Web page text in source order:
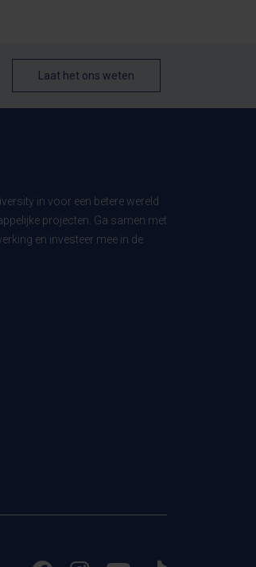
Laat het ons weten
in voor een betere wereld
projecten. Ga samen met
en investeer mee in de